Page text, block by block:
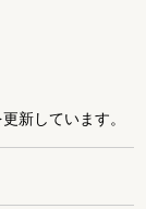
新しています。